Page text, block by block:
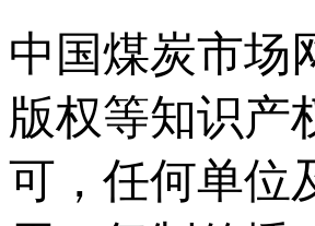
中国煤炭市场
版权等知识产
可，任何单位